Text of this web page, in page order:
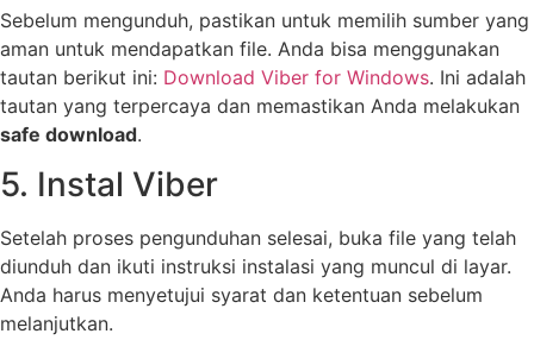
Sebelum mengunduh, pastikan untuk memilih sumber yang
aman untuk mendapatkan file. Anda bisa menggunakan
tautan berikut ini: Download Viber for Windows. Ini adalah
tautan yang terpercaya dan memastikan Anda melakukan
safe download.
5. Instal Viber
Setelah proses pengunduhan selesai, buka file yang telah
diunduh dan ikuti instruksi instalasi yang muncul di layar.
Anda harus menyetujui syarat dan ketentuan sebelum
melanjutkan.